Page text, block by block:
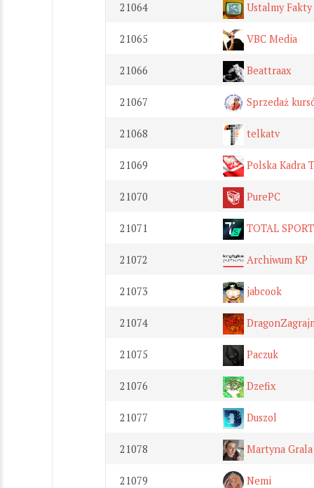
21064 Ustalmy Fakty
21065 VBC Media
21066 Beattraax
21067 Sprzedaż
21068 telkatv
21069 Polska Kadra
21070 PurePC
21071 TOTAL SPORT
21072 Archiwum KP
21073 jabcook
21074
21075 Paczuk
21076 Dzefix
21077 Duszol
21078 Martyna
21079 Nemi